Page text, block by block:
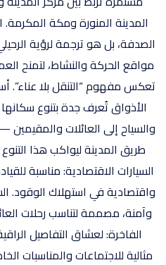
المدينة المنورة ومكة المكرمة.
الصدفة، بل هو ترجمة لرؤية
مواقع الحركة والنشاط، لتمنح
تعكس مفهوم “التنقل بلا
الأذواق تُعرف جدة بتنوع
والسياح إلى العائلات
طريق المدينة ليواكب هذا
السيارات الاقتصادية: مناسبة
واقتصادية في استهلاك الوقود.
وآمنة، مصممة لتناسب رحلات
الفاخرة: لعشاق التفاصيل